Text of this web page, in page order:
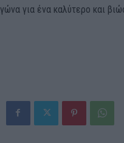
για ένα καλύτερο και